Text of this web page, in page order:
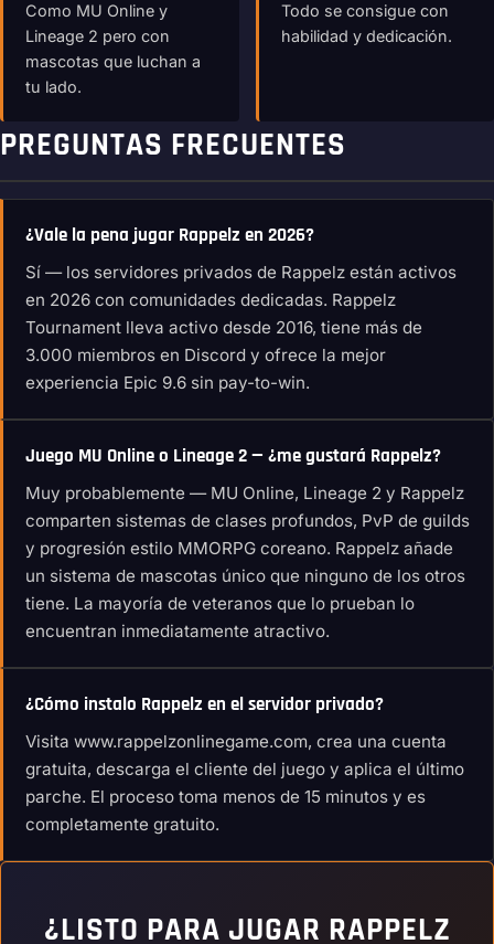
Como MU Online y
Lineage 2 pero con
mascotas que luchan a
tu lado.
Todo se consigue con
habilidad y dedicación.
PREGUNTAS FRECUENTES
¿Vale la pena jugar Rappelz en 2026?
Sí — los servidores privados de Rappelz están activos
en 2026 con comunidades dedicadas. Rappelz
Tournament lleva activo desde 2016, tiene más de
3.000 miembros en Discord y ofrece la mejor
experiencia Epic 9.6 sin pay-to-win.
Juego MU Online o Lineage 2 — ¿me gustará Rappelz?
Muy probablemente — MU Online, Lineage 2 y Rappelz
comparten sistemas de clases profundos, PvP de guilds
y progresión estilo MMORPG coreano. Rappelz añade
un sistema de mascotas único que ninguno de los otros
tiene. La mayoría de veteranos que lo prueban lo
encuentran inmediatamente atractivo.
¿Cómo instalo Rappelz en el servidor privado?
Visita www.rappelzonlinegame.com, crea una cuenta
gratuita, descarga el cliente del juego y aplica el último
parche. El proceso toma menos de 15 minutos y es
completamente gratuito.
¿LISTO PARA JUGAR RAPPELZ